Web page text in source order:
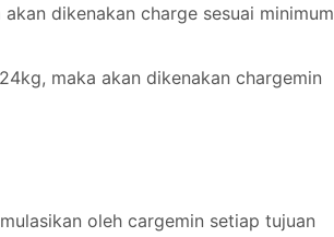
dikenakan charge sesuai minimum
maka akan dikenakan chargemin
oleh cargemin setiap tujuan